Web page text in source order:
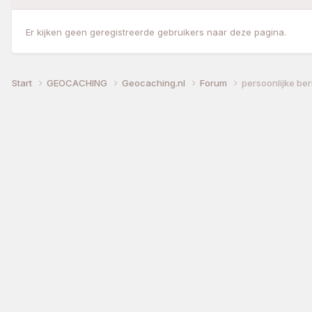
Er kijken geen geregistreerde gebruikers naar deze pagina.
Start GEOCACHING Geocaching.nl Forum persoonlijke